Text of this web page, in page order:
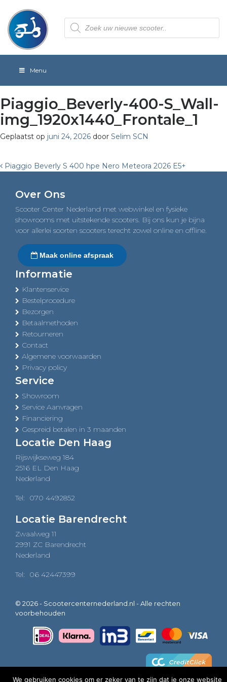
Producten
zoeken
Menu
Piaggio_Beverly-400-S_Wall-
img_1920x1440_Frontale_1
Geplaatst op juni 24, 2026 door Selim SCN
Post
navigation
Piaggio Beverly S 400 hpe Nero Meteora 2026 E5+
Over Ons
Scooter Center Nederland met webwinkel en fysieke
showrooms met uitstekende scooters. Bij ons kun je bijna
voor allerlei soorten scooters terecht zowel online en offline.
Maak online afspraak
Informatie
Klantenservice
Bestelprocedure
Bezorgen
Betaalmethoden
Retourneren
Contact
Algemene voorwaarden
Privacy policy
Service
Showroom
Service Aanvragen
Financiering
Gespreid betalen in 3 maanden
Locatie Den Haag
Rijswijkseweg 184
2516 EL Den Haag
Nederland
Tel: 070 4492852
Locatie Barendrecht
Zwaalweg 11
2991 ZC Barendrecht
Nederland
Tel: 06 42447399
© 2026 - Scootercenternederland.nl - Alle rechten
voorbehouden
We gebruiken cookies om er zeker van te zijn dat je onze website